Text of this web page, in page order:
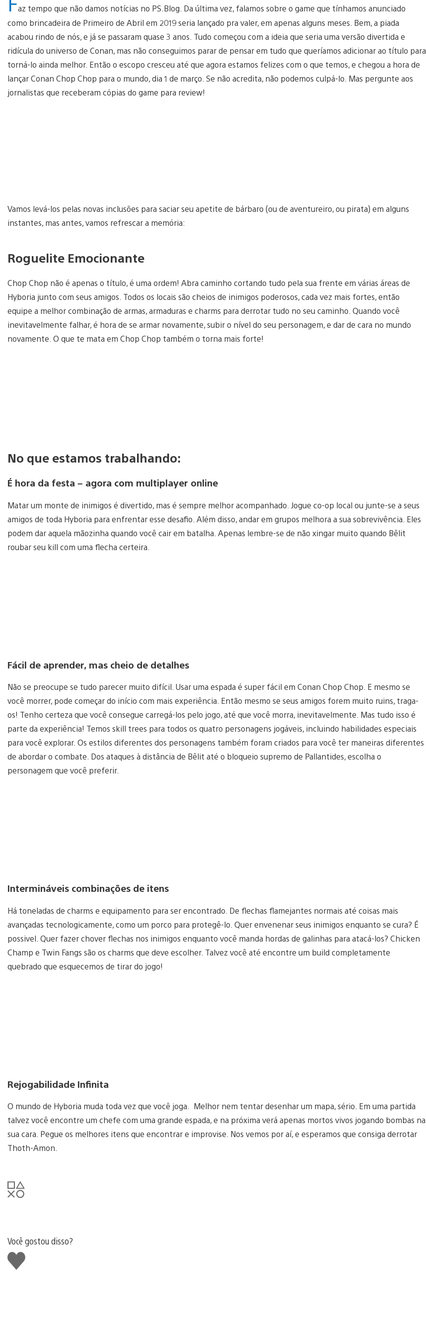
az tempo que não damos notícias no PS.Blog. Da última vez, falamos sobre o game que tínhamos anunciado
como brincadeira de Primeiro de Abril em 2019 seria lançado pra valer, em apenas alguns meses. Bem, a piada
acabou rindo de nós, e já se passaram quase 3 anos. Tudo começou com a ideia que seria uma versão divertida e
ridícula do universo de Conan, mas não conseguimos parar de pensar em tudo que queríamos adicionar ao título para
torná-lo ainda melhor. Então o escopo cresceu até que agora estamos felizes com o que temos, e chegou a hora de
lançar Conan Chop Chop para o mundo, dia 1 de março. Se não acredita, não podemos culpá-lo. Mas pergunte aos
jornalistas que receberam cópias do game para review!
Vamos levá-los pelas novas inclusões para saciar seu apetite de bárbaro (ou de aventureiro, ou pirata) em alguns
instantes, mas antes, vamos refrescar a memória:
Roguelite Emocionante
Chop Chop não é apenas o título, é uma ordem! Abra caminho cortando tudo pela sua frente em várias áreas de
Hyboria junto com seus amigos. Todos os locais são cheios de inimigos poderosos, cada vez mais fortes, então
equipe a melhor combinação de armas, armaduras e charms para derrotar tudo no seu caminho. Quando você
inevitavelmente falhar, é hora de se armar novamente, subir o nível do seu personagem, e dar de cara no mundo
novamente. O que te mata em Chop Chop também o torna mais forte!
No que estamos trabalhando:
É hora da festa – agora com multiplayer online
Matar um monte de inimigos é divertido, mas é sempre melhor acompanhado. Jogue co-op local ou junte-se a seus
amigos de toda Hyboria para enfrentar esse desafio. Além disso, andar em grupos melhora a sua sobrevivência. Eles
podem dar aquela mãozinha quando você cair em batalha. Apenas lembre-se de não xingar muito quando Bêlit
roubar seu kill com uma flecha certeira.
Fácil de aprender, mas cheio de detalhes
Não se preocupe se tudo parecer muito difícil. Usar uma espada é super fácil em Conan Chop Chop. E mesmo se
você morrer, pode começar do início com mais experiência. Então mesmo se seus amigos forem muito ruins, traga-
os! Tenho certeza que você consegue carregá-los pelo jogo, até que você morra, inevitavelmente. Mas tudo isso é
parte da experiência! Temos skill trees para todos os quatro personagens jogáveis, incluindo habilidades especiais
para você explorar. Os estilos diferentes dos personagens também foram criados para você ter maneiras diferentes
de abordar o combate. Dos ataques à distância de Bêlit até o bloqueio supremo de Pallantides, escolha o
personagem que você preferir.
Intermináveis combinações de itens
Há toneladas de charms e equipamento para ser encontrado. De flechas flamejantes normais até coisas mais
avançadas tecnologicamente, como um porco para protegê-lo. Quer envenenar seus inimigos enquanto se cura? É
possivel. Quer fazer chover flechas nos inimigos enquanto você manda hordas de galinhas para atacá-los? Chicken
Champ e Twin Fangs são os charms que deve escolher. Talvez você até encontre um build completamente
quebrado que esquecemos de tirar do jogo!
Rejogabilidade Infinita
O mundo de Hyboria muda toda vez que você joga. Melhor nem tentar desenhar um mapa, sério. Em uma partida
talvez você encontre um chefe com uma grande espada, e na próxima verá apenas mortos vivos jogando bombas na
sua cara. Pegue os melhores itens que encontrar e improvise. Nos vemos por aí, e esperamos que consiga derrotar
Thoth-Amon.
Você gostou disso?
Curtir